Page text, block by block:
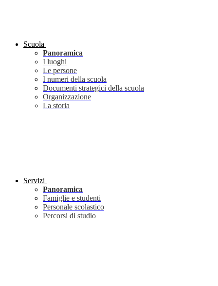
Scuola
Panoramica
I luoghi
Le persone
I numeri della scuola
Documenti strategici della scuola
Organizzazione
La storia
Servizi
Panoramica
Famiglie e studenti
Personale scolastico
Percorsi di studio